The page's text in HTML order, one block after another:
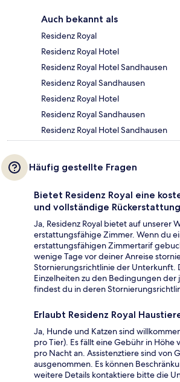
Auch bekannt als
Residenz Royal
Residenz Royal Hotel
Residenz Royal Hotel Sandhausen
Residenz Royal Sandhausen
Residenz Royal Hotel
Residenz Royal Sandhausen
Residenz Royal Hotel Sandhausen
Häufig gestellte Fragen
Bietet Residenz Royal eine
und vollständige
Ja, Residenz Royal bietet auf unserer
erstattungsfähige Zimmer. Wenn du
erstattungsfähigen Zimmertarif
wenige Tage vor deiner Anreise
Stornierungsrichtlinie der Unterkunft.
Einzelheiten zu den Bedingungen
findest du in deren
Erlaubt Residenz Royal
Ja, Hunde und Katzen sind
pro Tier). Es fällt eine Gebühr in Höhe
pro Nacht an. Assistenztiere sind von
ausgenommen. Es können
weitere Details kontaktiere bitte die